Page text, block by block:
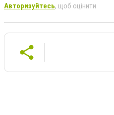
Авторизуйтесь, щоб оцінити